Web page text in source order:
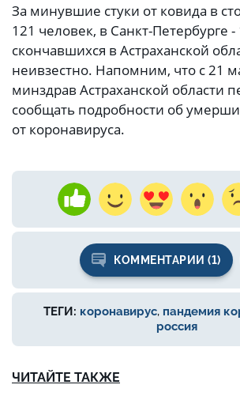
За минувшие стуки от ковида в
121 человек, в Санкт-Петербурге
скончавшихся в Астраханской
неивзестно. Напомним, что с 21
минздрав Астраханской области
сообщать подробности об
от коронавируса.
КОММЕНТАРИИ (1)
ТЕГИ: коронавирус, пандемия
россия
ЧИТАЙТЕ ТАКЖЕ